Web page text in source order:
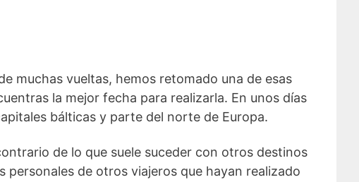
muchas vueltas, hemos retomado una de esas
la mejor fecha para realizarla. En unos días
bálticas y parte del norte de Europa.
de lo que suele suceder con otros destinos
de otros viajeros que hayan realizado